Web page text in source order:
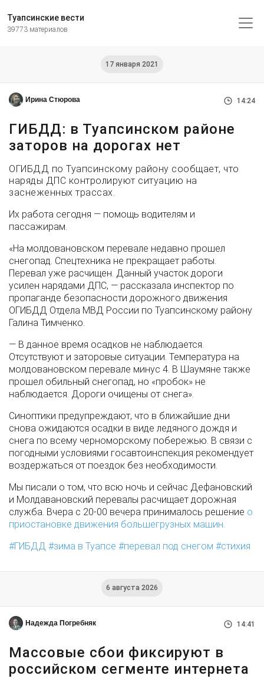
Туапсинские вести
39773 материалов
17 января 2021
Ирина Стюрова 14:24
ГИБДД: в Туапсинском районе
заторов на дорогах нет
ОГИБДД по Туапсинскому району сообщает, что
наряды ДПС контролируют ситуацию на
заснеженных трассах.
Их работа сегодня — помощь водителям и
пассажирам.
«На молдовановском перевале недавно прошел
снегопад. Спецтехника не прекращает работы.
Перевал уже расчищен. Данный участок дороги
усилен нарядами ДПС, — рассказала инспектор по
пропаганде безопасности дорожного движения
ОГИБДД Отдела МВД России по Туапсинскому району
Галина Тимченко.
— В данное время осадков не наблюдается.
Отсутствуют и заторовые ситуации. Температура на
молдовановском перевале минус 4. В Шаумяне также
прошел обильный снегопад, но «пробок» не
наблюдается. Дороги очищены от снега».
Синоптики предупреждают, что в ближайшие дни
снова ожидаются осадки в виде ледяного дождя и
снега по всему черноморскому побережью. В связи с
погодными условиями госавтоинспекция рекомендует
воздержаться от поездок без необходимости.
Мы писали о том, что всю ночь и сейчас Дефановский
и Молдавановский перевалы расчищает дорожная
служба. Вчера с 20-00 вечера принималось решение о
приостановке движения большегрузных машин.
ГИБДД
зима в Туапсе перевал под снегом стихия
6 августа 2026
Надежда Погребняк 14:41
Массовые сбои фиксируют в
российском сегменте интернета